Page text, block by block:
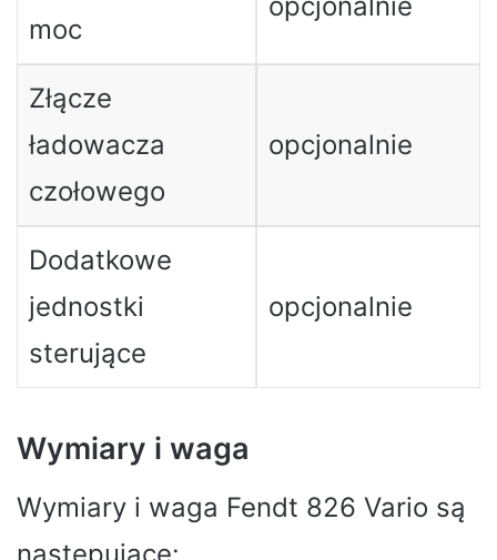
moc
Złącze
ładowacza
czołowego
opcjonalnie
Dodatkowe
jednostki
sterujące
opcjonalnie
Wymiary i waga
Wymiary i waga Fendt 826 Vario są
następujące: